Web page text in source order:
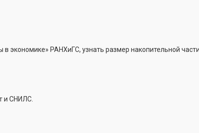
экономике» РАНХиГС, узнать размер накопительной
и СНИЛС.